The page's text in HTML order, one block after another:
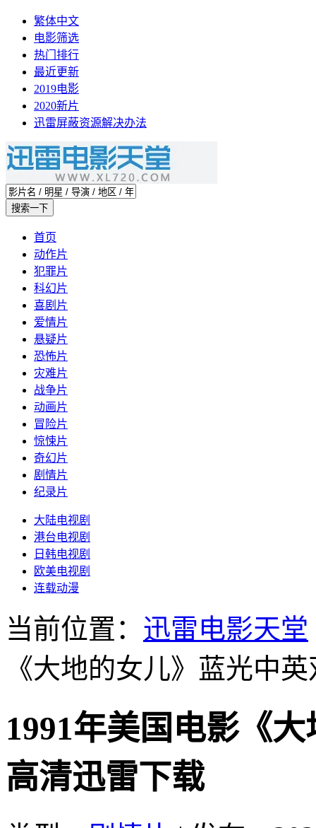
繁体中文
电影筛选
热门排行
最近更新
2019电影
2020新片
迅雷屏蔽资源解决办法
首页
动作片
犯罪片
科幻片
喜剧片
爱情片
悬疑片
恐怖片
灾难片
战争片
动画片
冒险片
惊悚片
奇幻片
剧情片
纪录片
大陆电视剧
港台电视剧
日韩电视剧
欧美电视剧
连载动漫
当前位置： 迅雷电影天堂
《大地的女儿》蓝光中
1991年美国电影《
高清迅雷下载